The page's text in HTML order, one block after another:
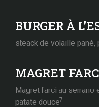
BURGER À
steack de volaille
MAGRET
Magret farci au serrano
patate douce7